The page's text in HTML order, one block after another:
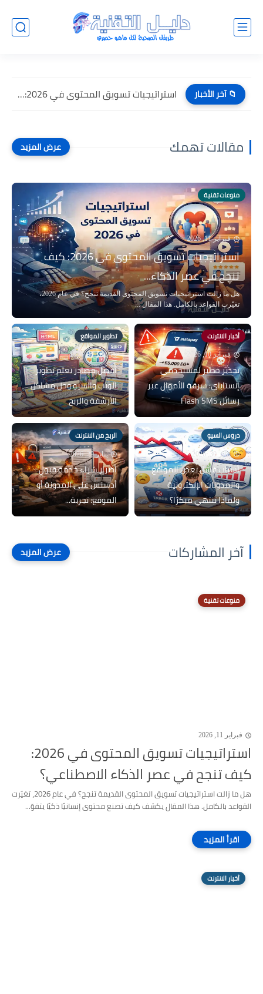
📁 آخر الأخبار استراتيجيات تسويق المحتوى في 2026: كيف تنجح في عصر الذكاء...
مقالات تهمك
منوعات تقنية
فبراير 11, 2026
استراتيجيات تسويق المحتوى في 2026: كيف
تنجح في عصر الذكاء...
هل ما زالت استراتيجيات تسويق المحتوى القديمة تنجح؟ في عام 2026،
تغيّرت القواعد بالكامل. هذا المقال ...
أخبار الانترنت
فبراير 10, 2026
تحذير خطير لمستخدمي
إنستاباي: سرقة الأموال عبر
رسائل Flash SMS
تطوير المواقع
يناير 30, 2026
أفضل مصادر تعلم تطوير
الويب والسيو وحل مشاكل
الأرشفة والربح
دروس السيو
يناير 30, 2026
أسباب فشل بعض المواقع
والمدونات الإلكترونية
ولماذا تنتهي مبكرًا؟
الربح من الانترنت
يناير 29, 2026
أضرار شراء خدمة قبول
أدسنس على المدونة أو
الموقع: تجربة...
آخر المشاركات
منوعات تقنية
فبراير 11, 2026
استراتيجيات تسويق المحتوى في 2026:
كيف تنجح في عصر الذكاء الاصطناعي؟
هل ما زالت استراتيجيات تسويق المحتوى القديمة تنجح؟ في عام 2026، تغيّرت
القواعد بالكامل. هذا المقال يكشف كيف تصنع محتوى إنسانيًا ذكيًا يتفوّ...
أخبار الانترنت